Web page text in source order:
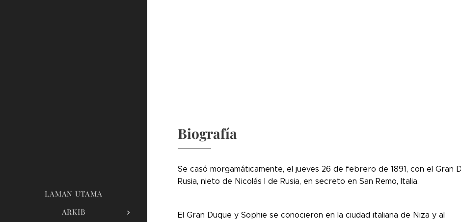
LAMAN UTAMA
ARKIB
Biografía
Se casó morgamáticamente, el jueves 26 de febrero de 1891, con el Gran
Rusia, nieto de Nicolás I de Rusia, en secreto en San Remo, Italia.
El Gran Duque y Sophie se conocieron en la ciudad italiana de Niza y al